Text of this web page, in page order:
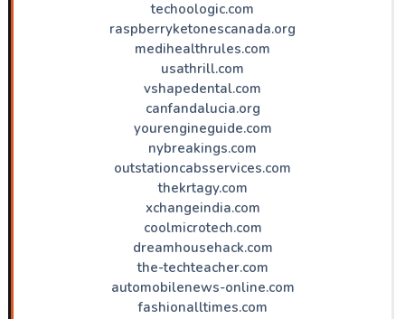
techoologic.com
raspberryketonescanada.org
medihealthrules.com
usathrill.com
vshapedental.com
canfandalucia.org
yourengineguide.com
nybreakings.com
outstationcabsservices.com
thekrtagy.com
xchangeindia.com
coolmicrotech.com
dreamhousehack.com
the-techteacher.com
automobilenews-online.com
fashionalltimes.com